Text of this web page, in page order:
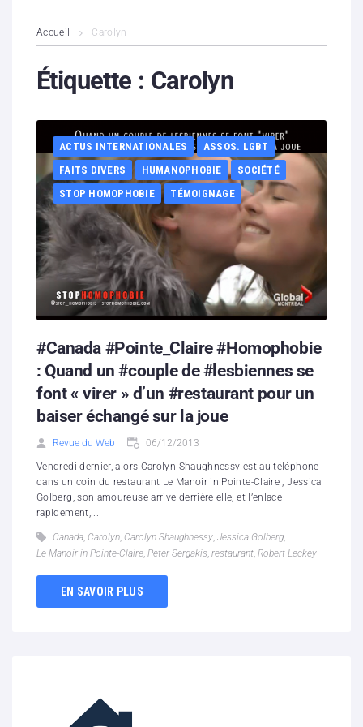
Contenus litigieux
Boutique
Partenaires
Contacts
Hébergement solidaire
Accueil Carolyn
Étiquette : Carolyn
ACTUS INTERNATIONALES
ASSOS. LGBT
FAITS DIVERS
HUMANOPHOBIE
SOCIÉTÉ
STOP HOMOPHOBIE
TÉMOIGNAGE
#Canada #Pointe_Claire #Homophobie
: Quand un #couple de #lesbiennes se
font « virer » d’un #restaurant pour un
baiser échangé sur la joue
Revue du Web 06/12/2013
Vendredi dernier, alors Carolyn Shaughnessy est au téléphone
dans un coin du restaurant Le Manoir in Pointe-Claire , Jessica
Golberg, son amoureuse arrive derrière elle, et l’enlace
rapidement,...
Canada, Carolyn, Carolyn Shaughnessy, Jessica Golberg,
Le Manoir in Pointe-Claire, Peter Sergakis, restaurant, Robert Leckey
EN SAVOIR PLUS